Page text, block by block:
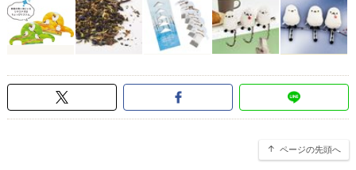
ページの先頭へ